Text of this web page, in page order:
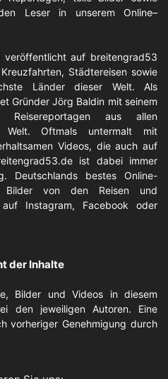
Leser in unserem Online–
veröffentlicht auf breitengrad53
Städtereisen sowie
Länder dieser Welt. Als
Gründer Jörg Baldin mit seinem
Reisereportagen aus allen
Welt. Oftmals untermalt mit
Videos, die auch auf
ist dabei immer
Deutschlands bestes Online-
Bilder von den Reisen und
auf Instagram, Facebook oder
der Inhalte
Bilder und Videos in diesem
den jeweiligen Autoren. Eine
vorheriger Genehmigung durch